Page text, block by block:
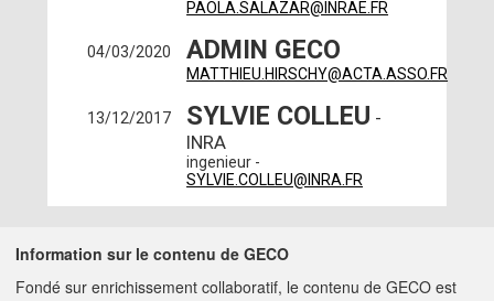
PAOLA.SALAZAR@INRAE.FR
04/03/2020 ADMIN GECO
MATTHIEU.HIRSCHY@ACTA.ASSO.FR
13/12/2017 SYLVIE COLLEU -
INRA
ingenieur -
SYLVIE.COLLEU@INRA.FR
A PROPOS DE GECO
Information sur le contenu de GECO
Fondé sur enrichissement collaboratif, le contenu de GECO est